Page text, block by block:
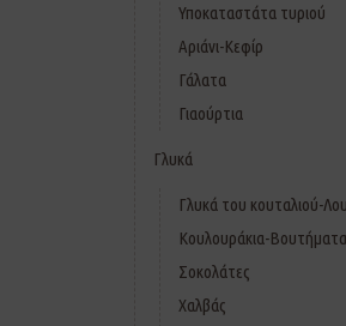
Υποκαταστάτα τυριού
Αριάνι-Κεφίρ
Γάλατα
Γιαούρτια
Γλυκά
Γλυκά του κουταλιού-
Κουλουράκια-Βουτήματα
Σοκολάτες
Χαλβάς